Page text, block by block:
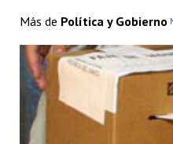
Más de Política y Gobierno